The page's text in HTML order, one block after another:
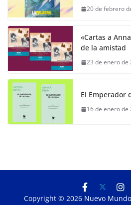
20 de febrero
«Cartas a
de la amistad
23 de enero de
El Emperador
16 de enero de
Copyright © 2026 Nuevo Mundo